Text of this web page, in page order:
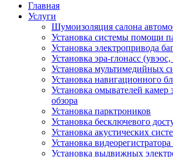
Главная
Услуги
Шумоизоляция салона
Установка системы помощи
Установка электропривода
Установка эра-глонасс (увэос,
Установка мультимедийных
Установка навигационного
Установка омывателей камер
обзора
Установка парктроников
Установка бесключевого
Установка акустических
Установка
Установка выдвижных